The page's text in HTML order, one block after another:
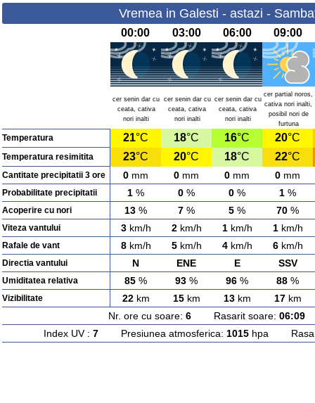
Vremea in Galesti - astazi -
00:00 03:00 06:00 09:00
cer senin dar cu
ceata, cativa
nori inalti
cer senin dar cu
ceata, cativa
nori inalti
cer senin dar cu
ceata, cativa
nori inalti
cer partial noros,
cativa nori inalti,
posibil nori de
furtuna
Temperatura 21°C 18°C 16°C 20°C
Temperatura resimitita 23°C 20°C 18°C 22°C
Cantitate precipitatii 3 ore 0 mm 0 mm 0 mm 0 mm
Probabilitate precipitatii 1 % 0 % 0 % 1 %
Acoperire cu nori 13 % 7 % 5 % 70 %
Viteza vantului 3km/h 2km/h 1km/h 1km/h
Rafale de vant 8km/h 5km/h 4km/h 6km/h
Directia vantului N ENE E SSV
Umiditatea relativa 85 % 93 % 96 % 88 %
Vizibilitate 22km 15km 13km 17km
Nr. ore cu soare: 6Rasarit soare: 06:09
Index UV : 7Presiunea atmosferica: 1015hpa